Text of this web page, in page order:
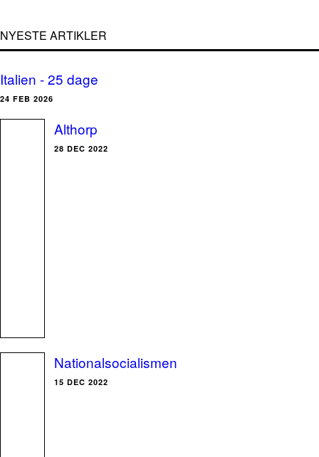
NYESTE ARTIKLER
Italien - 25 dage
24 FEB 2026
Althorp
28 DEC 2022
Nationalsocialismen
15 DEC 2022